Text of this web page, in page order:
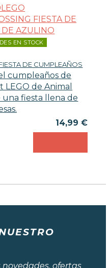
LEGO
EN STOCK
DE CUMPLEAÑOS
cumpleaños de
de Animal
fiesta llena de
14,99 €
ofertas